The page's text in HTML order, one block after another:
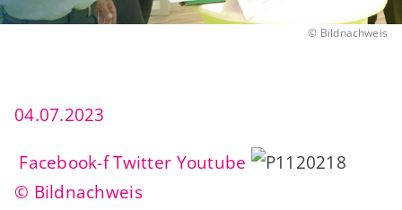
© Bildnachweis
04.07.2023
Facebook-fTwitter Youtube
© Bildnachweis